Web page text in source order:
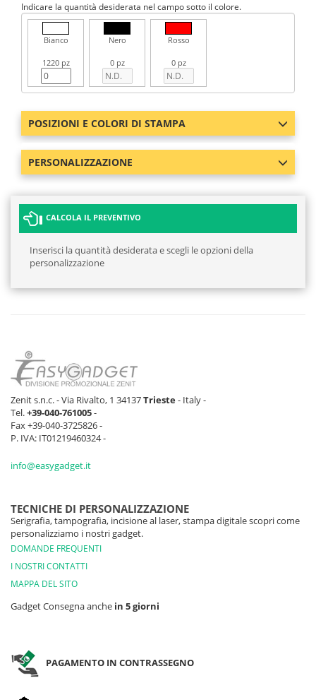
Indicare la quantità desiderata nel campo sotto il colore.
Bianco
1220 pz
Nero
0 pz
Rosso
0 pz
POSIZIONI E COLORI DI STAMPA
PERSONALIZZAZIONE
CALCOLA IL PREVENTIVO
Inserisci la quantità desiderata e scegli le opzioni della
personalizzazione
Zenit s.n.c. - Via Rivalto, 1 34137Trieste- Italy -
Tel.+39-040-761005-
Fax +39-040-3725826 -
P. IVA: IT01219460324 -
info@easygadget.it
TECNICHE DI PERSONALIZZAZIONE
Serigrafia, tampografia, incisione al laser, stampa digitale scopri come
personalizziamo i nostri gadget.
DOMANDE FREQUENTI
I NOSTRI CONTATTI
MAPPA DEL SITO
Gadget Consegna anche in 5 giorni
PAGAMENTO IN CONTRASSEGNO